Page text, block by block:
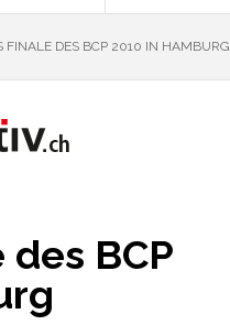
FINALE DES BCP 2010 IN HAMBURG
des BCP